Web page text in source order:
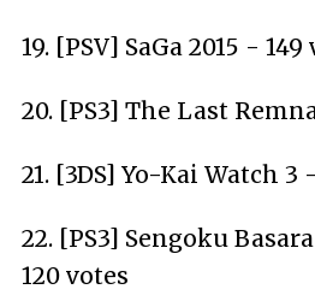
19. [PSV] SaGa 2015 - 149
20. [PS3] The Last
21. [3DS] Yo-Kai Watch 3
22. [PS3] Sengoku
120 votes